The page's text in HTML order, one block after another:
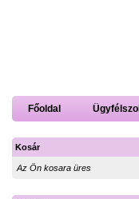
Főoldal
Kosár
Az Ön kosara üres